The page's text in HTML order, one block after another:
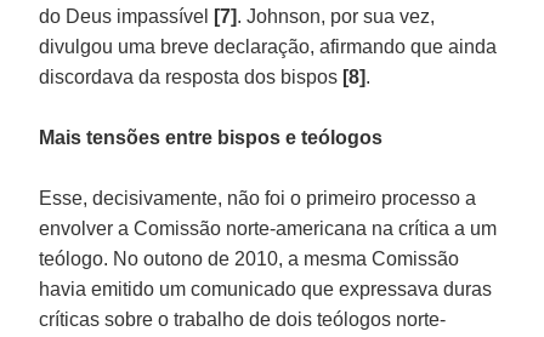
do Deus impassível
[7]. Johnson, por sua vez,
divulgou uma breve declaração, afirmando que ainda
discordava da resposta dos bispos [8].
Mais tensões entre bispos e teólogos
Esse, decisivamente, não foi o primeiro processo a
envolver a Comissão norte-americana na crítica a um
teólogo. No outono de 2010, a mesma Comissão
havia emitido um comunicado que expressava duras
críticas sobre o trabalho de dois teólogos norte-